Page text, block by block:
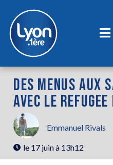
DES MENUS AUX
AVEC LE
Emmanuel Rivals
le 17 juin à 13h12